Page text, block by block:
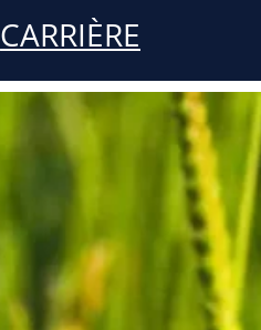
CARRIÈRE